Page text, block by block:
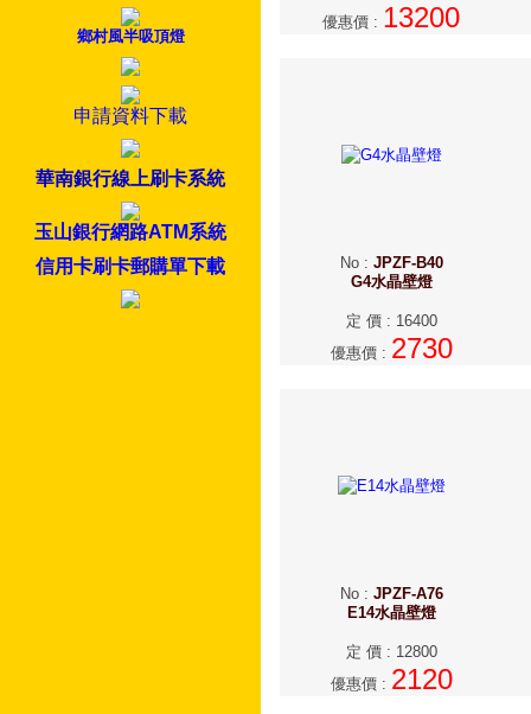
鄉村風半吸頂燈
申請資料下載
華南銀行線上刷卡系統
玉山銀行網路ATM系統
信用卡刷卡郵購單下載
優惠價 : 13200
No: JPZF-B40
G4水晶壁燈
定 價: 16400
優惠價: 2730
No: JPZF-A76
E14水晶壁燈
定 價: 12800
優惠價: 2120